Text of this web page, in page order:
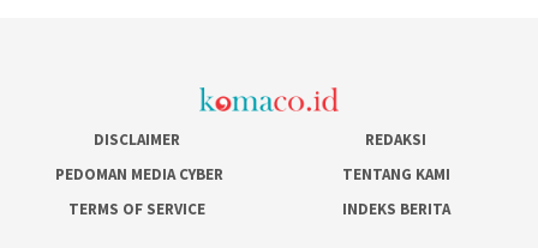
DISCLAIMER
REDAKSI
PEDOMAN MEDIA CYBER
TENTANG KAMI
TERMS OF SERVICE
INDEKS BERITA